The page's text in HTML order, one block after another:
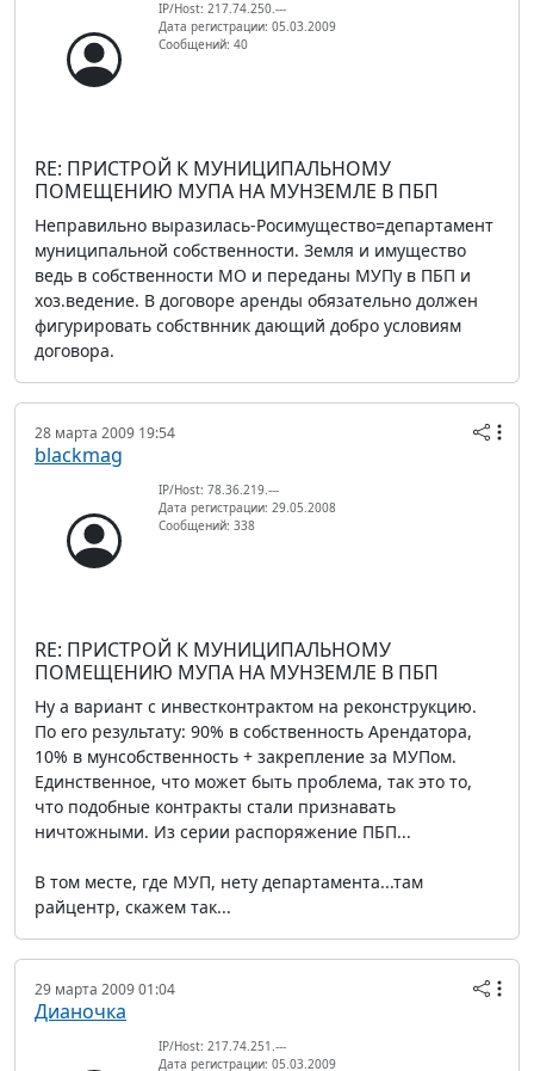
IP/Host: 217.74.250.---
Дата регистрации: 05.03.2009
Сообщений: 40
RE: ПРИСТРОЙ К МУНИЦИПАЛЬНОМУ
ПОМЕЩЕНИЮ МУПА НА МУНЗЕМЛЕ В ПБП
Неправильно выразилась-Росимущество=департамент
муниципальной собственности. Земля и имущество
ведь в собственности МО и переданы МУПу в ПБП и
хоз.ведение. В договоре аренды обязательно должен
фигурировать собствнник дающий добро условиям
договора.
28 марта 2009 19:54
blackmag
IP/Host: 78.36.219.---
Дата регистрации: 29.05.2008
Сообщений: 338
RE: ПРИСТРОЙ К МУНИЦИПАЛЬНОМУ
ПОМЕЩЕНИЮ МУПА НА МУНЗЕМЛЕ В ПБП
Ну а вариант с инвестконтрактом на реконструкцию.
По его результату: 90% в собственность Арендатора,
10% в мунсобственность + закрепление за МУПом.
Единственное, что может быть проблема, так это то,
что подобные контракты стали признавать
ничтожными. Из серии распоряжение ПБП...
В том месте, где МУП, нету департамента...там
райцентр, скажем так...
29 марта 2009 01:04
Дианочка
IP/Host: 217.74.251.---
Дата регистрации: 05.03.2009